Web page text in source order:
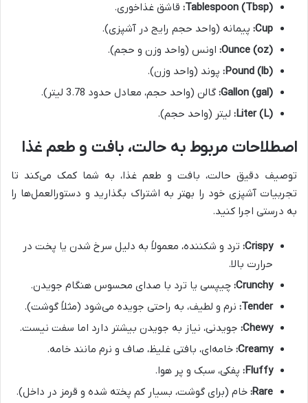
Tablespoon (Tbsp): قاشق غذاخوری.
Cup: پیمانه (واحد حجم رایج در آشپزی).
Ounce (oz): اونس (واحد وزن و حجم).
Pound (lb): پوند (واحد وزن).
Gallon (gal): گالن (واحد حجم، معادل حدود 3.78 لیتر).
Liter (L): لیتر (واحد حجم).
اصطلاحات مربوط به حالت، بافت و طعم غذا
توصیف دقیق حالت، بافت و طعم غذا، به شما کمک می‌کند تا
تجربیات آشپزی خود را بهتر به اشتراک بگذارید و دستورالعمل‌ها را
به درستی اجرا کنید.
Crispy: ترد و شکننده، معمولاً به دلیل سرخ شدن یا پخت در
حرارت بالا.
Crunchy: چیپسی یا ترد با صدای محسوس هنگام جویدن.
Tender: نرم و لطیف، به راحتی جویده می‌شود (مثلاً گوشت).
Chewy: جویدنی، نیاز به جویدن بیشتر دارد اما سفت نیست.
Creamy: خامه‌ای، بافتی غلیظ، صاف و نرم مانند خامه.
Fluffy: پفکی، سبک و پر هوا.
Rare: خام (برای گوشت، بسیار کم پخته شده و قرمز در داخل).